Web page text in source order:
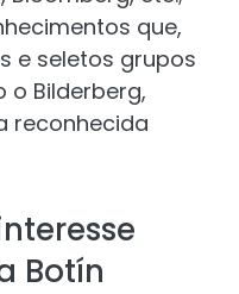
que,
e seletos grupos
o Bilderberg,
reconhecida
Botín